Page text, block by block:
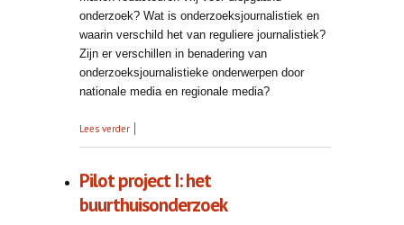
onderzoek? Wat is onderzoeksjournalistiek en
waarin verschild het van reguliere journalistiek?
Zijn er verschillen in benadering van
onderzoeksjournalistieke onderwerpen door
nationale media en regionale media?
Lees verder over Onderzoek
Pilot project I: het
buurthuisonderzoek